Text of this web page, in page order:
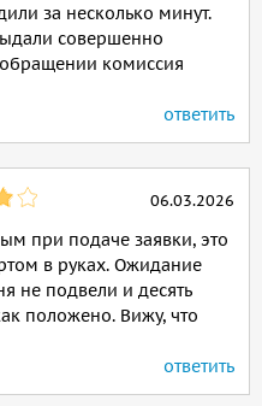
за несколько минут.
совершенно
комиссия
ответить
06.03.2026
при подаче заявки, это
в руках. Ожидание
не подвели и десять
положено. Вижу, что
ответить